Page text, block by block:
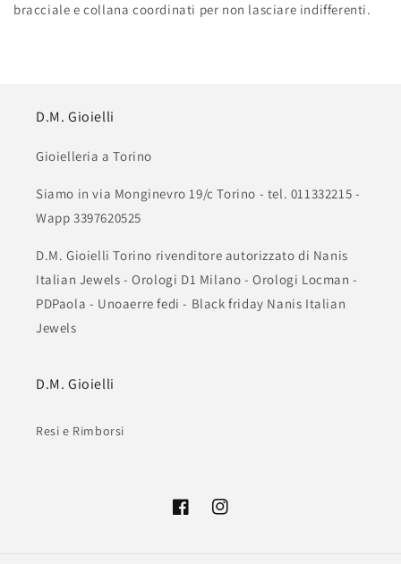
bracciale e collana coordinati per non lasciare indifferenti.
D.M. Gioielli
Gioielleria a Torino
Siamo in via Monginevro 19/c Torino - tel. 011332215 -
Wapp 3397620525
D.M. Gioielli Torino rivenditore autorizzato di Nanis
Italian Jewels - Orologi D1 Milano - Orologi Locman -
PDPaola - Unoaerre fedi - Black friday Nanis Italian
Jewels
D.M. Gioielli
Resi e Rimborsi
FacebookInstagram